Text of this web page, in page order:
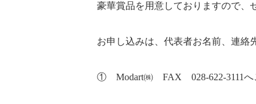
豪華賞品を用意しておりますので、
お申し込みは、代表者お名前、連絡
① Modart㈱ FAX 028-622-3111へ